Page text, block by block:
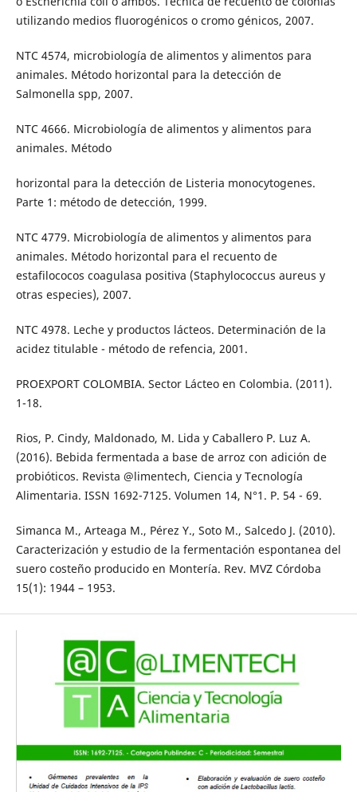
utilizando medios fluorogénicos o cromo génicos, 2007.
NTC 4574, microbiología de alimentos y alimentos para
animales. Método horizontal para la detección de
Salmonella spp, 2007.
NTC 4666. Microbiología de alimentos y alimentos para
animales. Método
horizontal para la detección de Listeria monocytogenes.
Parte 1: método de detección, 1999.
NTC 4779. Microbiología de alimentos y alimentos para
animales. Método horizontal para el recuento de
estafilococos coagulasa positiva (Staphylococcus aureus y
otras especies), 2007.
NTC 4978. Leche y productos lácteos. Determinación de la
acidez titulable - método de refencia, 2001.
PROEXPORT COLOMBIA. Sector Lácteo en Colombia. (2011).
1-18.
Rios, P. Cindy, Maldonado, M. Lida y Caballero P. Luz A.
(2016). Bebida fermentada a base de arroz con adición de
probióticos. Revista @limentech, Ciencia y Tecnología
Alimentaria. ISSN 1692-7125. Volumen 14, N°1. P. 54 - 69.
Simanca M., Arteaga M., Pérez Y., Soto M., Salcedo J. (2010).
Caracterización y estudio de la fermentación espontanea del
suero costeño producido en Montería. Rev. MVZ Córdoba
15(1): 1944 – 1953.